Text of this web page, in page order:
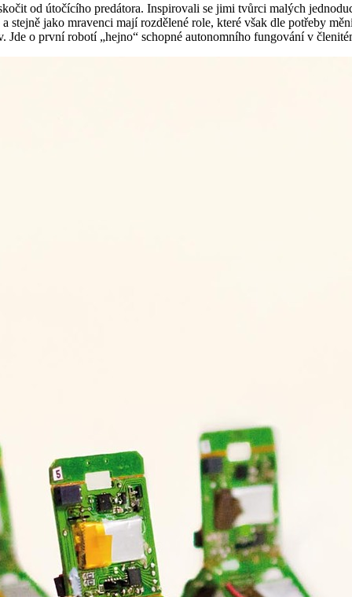
od útočícího predátora. Inspirovali se jimi tvůrci malých
jako mravenci mají rozdělené role, které však dle potřeby
o první robotí „hejno“ schopné autonomního fungování v